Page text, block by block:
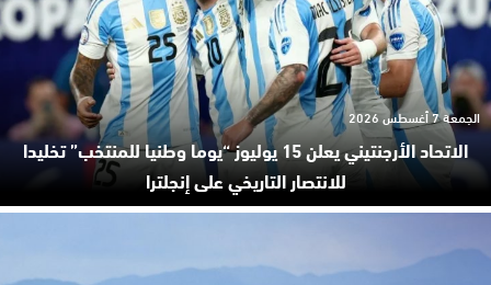
الاتحاد الأرجنتيني يعلن 15 يوليوز “يوما وطنيا للمنتخب” تخليدا
للانتصار التاريخي على إنجلترا
الجمعة 7 أغسطس 2026